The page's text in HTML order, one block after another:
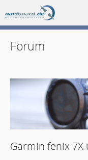
Forum
Garmin fenix 7X